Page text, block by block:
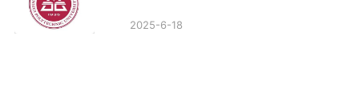
2025-6-18